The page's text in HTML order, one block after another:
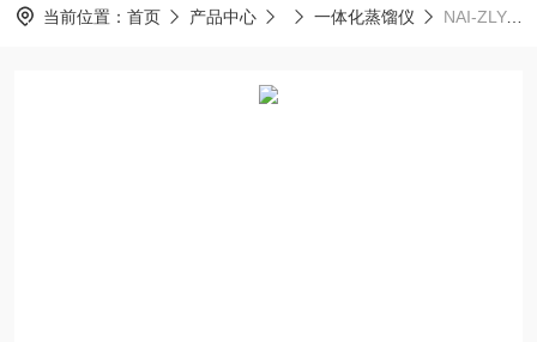
当前位置： 首页 产品中心 一体化蒸馏仪 NAI-ZLY-6E一体化万用蒸馏仪,水质氨氮的测定蒸馏